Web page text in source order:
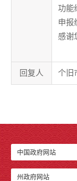
功能
申报
感谢
回复人 个旧
中国政府网站
州政府网站